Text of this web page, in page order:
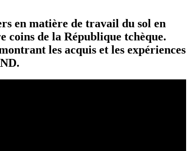
en matière de travail du sol en
coins de la République tchèque.
les acquis et les expériences